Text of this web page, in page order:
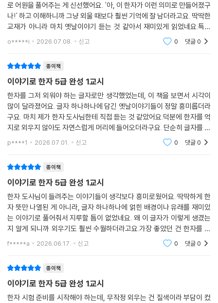
로 어원을 풀어주는 게 신선했어요. '아, 이 한자가 이런 의미로 만들어졌구
나!' 하고 이해하니까 그냥 외울 때보다 훨씬 기억에 잘 남더라고요. 딱딱한
교재가 아니라 마치 옛날이야기 듣는 것 같아서 재미있게 읽었네요.특히
한자 하나를 배우면서 그 한자가 들어간 다양한 어휘까지 함께 알려줘서
o*****i 2026.07.08. 신고 0 댓글0
종이책
이야기로 한자 5급 완성 1교시
한자를 그저 외워야 하는 글자로만 생각했었는데, 이 책을 보면서 시각이
많이 달라졌어요. 글자 하나하나에 담긴 옛날이야기들이 정말 흥미롭더라
구요. 마치 제가 한자 도사님한테 직접 듣는 것 같았어요.덕분에 한자를 억
지로 외우지 않아도 자연스럽게 머리에 들어오더라구요. 단순히 글자를 익
히는 걸 넘어서, 이야기 속에 숨겨진 의미를 파악하면서 어휘력이랑 독해
력까지 같이 늘어
p****1 2026.07.01. 신고 0 댓글0
종이책
이야기로 한자 5급 완성 1교시
한자 도사님이 들려주는 이야기들이 생각보다 흥미로웠어요. 딱딱하게 한
자 뜻만 나열된 게 아니라, 글자 하나하나에 얽힌 배경이나 유래를 재미있
는 이야기로 풀어줘서 지루할 틈이 없었네요. 왜 이 글자가 이렇게 생겼는
지 알게 되니까 외우기도 훨씬 수월하더라고요.가장 좋았던 건 한자를 그
냥 글자로만 보지 않고, 그 속에 담긴 조상들의 지혜나 생각을 엿볼 수 있었
f*****a 2026.06.17. 신고 0 댓글0
종이책
이야기로 한자 5급 완성 1교시
한자 시험 준비를 시작해야 하는데, 무작정 외우는 건 질색이라 부담이 컸